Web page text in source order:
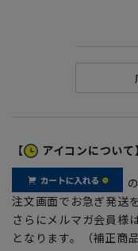
【 アイコンについて】
注文画面でお急ぎ発送
さらにメルマガ会員様
となります。（補正商